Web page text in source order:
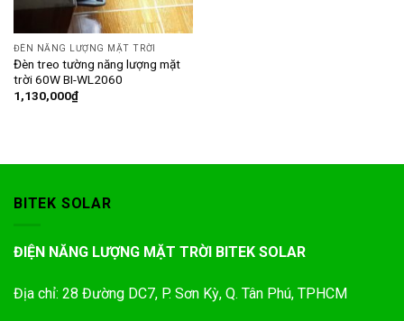
ĐÈN NĂNG LƯỢNG MẶT TRỜI
Đèn treo tường năng lượng mặt
trời 60W BI-WL2060
1,130,000₫
BITEK SOLAR
ĐIỆN NĂNG LƯỢNG MẶT TRỜI BITEK SOLAR
Địa chỉ: 28 Đường DC7, P. Sơn Kỳ, Q. Tân Phú, TPHCM